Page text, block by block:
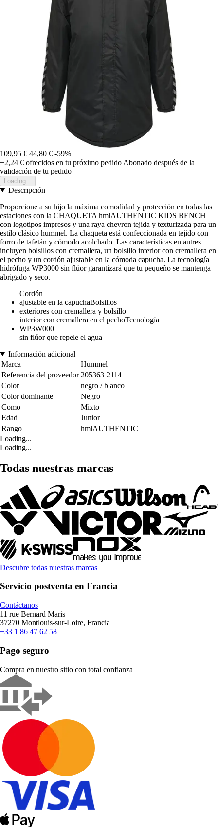
109,95 € 44,80 € -59%
+2,24 € ofrecidos en tu próximo pedido Abonado después de la
validación de tu pedido
Loading...
Descripción
Proporcione a su hijo la máxima comodidad y protección en todas las
estaciones con la CHAQUETA hmlAUTHENTIC KIDS BENCH
con logotipos impresos y una raya chevron tejida y texturizada para un
estilo clásico hummel. La chaqueta está confeccionada en tejido con
forro de tafetán y cómodo acolchado. Las características en autres
incluyen bolsillos con cremallera, un bolsillo interior con cremallera en
el pecho y un cordón ajustable en la cómoda capucha. La tecnología
hidrófuga WP3000 sin flúor garantizará que tu pequeño se mantenga
abrigado y seco.
Cordón
ajustable en la capuchaBolsillos
exteriores con cremallera y bolsillo
interior con cremallera en el pechoTecnología
WP3W000
sin flúor que repele el agua
Información adicional
Marca
Hummel
Referencia del proveedor 205363-2114
Color
negro / blanco
Color dominante
Negro
Como
Mixto
Edad
Junior
Rango
hmlAUTHENTIC
Loading...
Loading...
Todas nuestras marcas
Descubre todas nuestras marcas
Servicio postventa en Francia
Contáctanos
11 rue Bernard Maris
37270 Montlouis-sur-Loire, Francia
+33 1 86 47 62 58
Pago seguro
Compra en nuestro sitio con total confianza